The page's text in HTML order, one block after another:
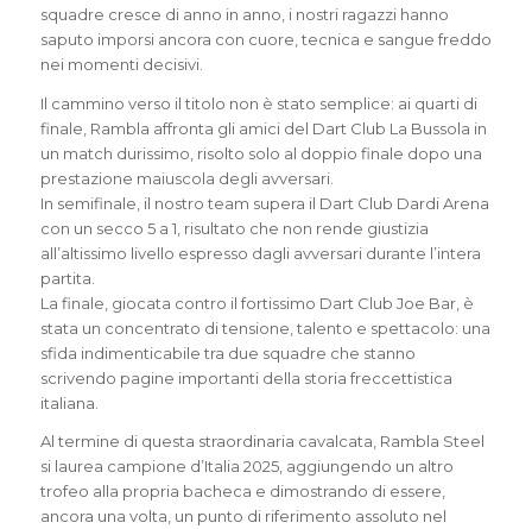
squadre cresce di anno in anno, i nostri ragazzi hanno
saputo imporsi ancora con cuore, tecnica e sangue freddo
nei momenti decisivi.
Il cammino verso il titolo non è stato semplice: ai quarti di
finale, Rambla affronta gli amici del Dart Club La Bussola in
un match durissimo, risolto solo al doppio finale dopo una
prestazione maiuscola degli avversari.
In semifinale, il nostro team supera il Dart Club Dardi Arena
con un secco 5 a 1, risultato che non rende giustizia
all’altissimo livello espresso dagli avversari durante l’intera
partita.
La finale, giocata contro il fortissimo Dart Club Joe Bar, è
stata un concentrato di tensione, talento e spettacolo: una
sfida indimenticabile tra due squadre che stanno
scrivendo pagine importanti della storia freccettistica
italiana.
Al termine di questa straordinaria cavalcata, Rambla Steel
si laurea campione d’Italia 2025, aggiungendo un altro
trofeo alla propria bacheca e dimostrando di essere,
ancora una volta, un punto di riferimento assoluto nel